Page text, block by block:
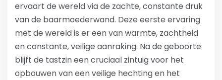
ervaart de wereld via de zachte, constante druk
van de baarmoederwand. Deze eerste ervaring
met de wereld is er een van warmte, zachtheid
en constante, veilige aanraking. Na de geboorte
blijft de tastzin een cruciaal zintuig voor het
opbouwen van een veilige hechting en het